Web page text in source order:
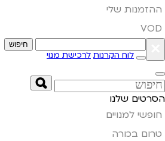
ההזמנות שלי
VOD
חיפוש
לוח הקרנות לרכישת מנוי
הסרטים שלנו
חופשי למנויים
טרום בכורה